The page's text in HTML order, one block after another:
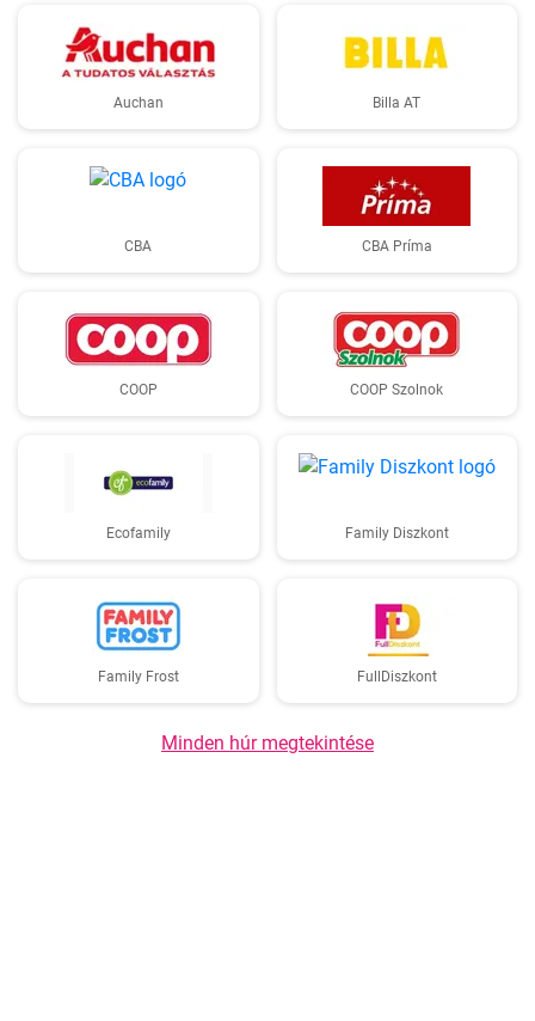
Auchan Billa AT
CBA CBA Príma
COOP COOP Szolnok
Ecofamily Family Diszkont
Family Frost FullDiszkont
Minden húr megtekintése